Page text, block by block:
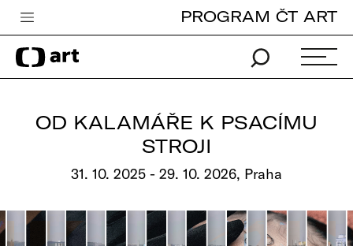
Česká televize
Zpravodajství
TV program
PROGRAM ČT ART
OD KALAMÁŘE K PSACÍMU
STROJI
31. 10. 2025 - 29. 10. 2026, Praha